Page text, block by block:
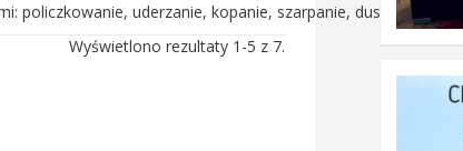
policzkowanie, uderzanie, kopanie, szarpanie, duszenie.
Wyświetlono rezultaty 1-5 z 7.